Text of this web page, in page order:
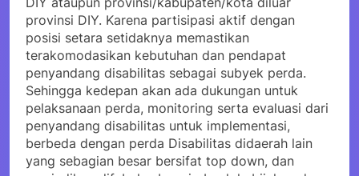
provinsi DIY. Karena partisipasi aktif dengan
posisi setara setidaknya memastikan
terakomodasikan kebutuhan dan pendapat
penyandang disabilitas sebagai subyek perda.
Sehingga kedepan akan ada dukungan untuk
pelaksanaan perda, monitoring serta evaluasi dari
penyandang disabilitas untuk implementasi,
berbeda dengan perda Disabilitas didaerah lain
yang sebagian besar bersifat top down, dan